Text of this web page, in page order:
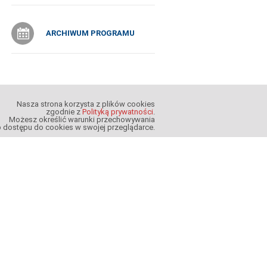
ARCHIWUM PROGRAMU
Nasza strona korzysta z plików cookies
zgodnie z Polityką prywatności
Możesz określić warunki przechowywania
dostępu do cookies w swojej przeglądarce.